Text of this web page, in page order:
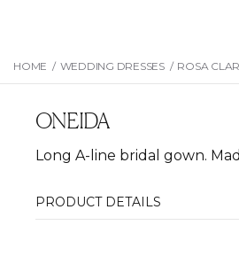
HOME / WEDDING DRESSES / ROSA
ONEIDA
Long A-line bridal gown.
PRODUCT DETAILS